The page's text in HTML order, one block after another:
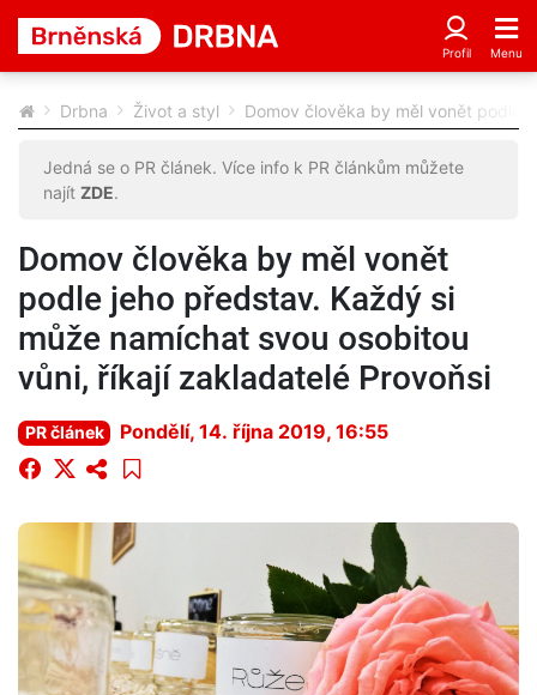
Drbna Život a styl Domov člověka by měl vonět podle
Jedná se o PR článek. Více info k PR článkům můžete
najít ZDE.
Domov člověka by měl vonět
podle jeho představ. Každý si
může namíchat svou osobitou
vůni, říkají zakladatelé Provoňsi
PR článek Pondělí, 14. října 2019, 16:55